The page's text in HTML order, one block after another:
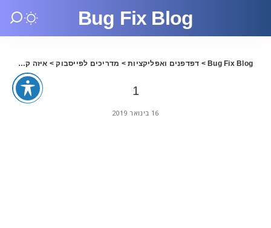
Bug Fix Blog
Bug Fix Blog
> דפדפנים ואפליקציות> מדריכים לפייסבוק> איזה קידום מתאים יותר לעסק שלך? גוגל או פייסבוק.
1
16 בינואר 2019